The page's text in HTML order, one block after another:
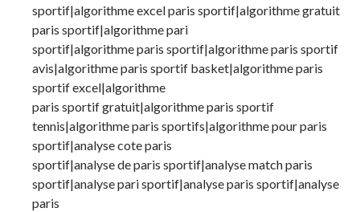
sportif|algorithme excel paris sportif|algorithme gratuit
paris sportif|algorithme pari
sportif|algorithme paris sportif|algorithme paris sportif
avis|algorithme paris sportif basket|algorithme paris
sportif excel|algorithme
paris sportif gratuit|algorithme paris sportif
tennis|algorithme paris sportifs|algorithme pour paris
sportif|analyse cote paris
sportif|analyse de paris sportif|analyse match paris
sportif|analyse pari sportif|analyse paris sportif|analyse
paris